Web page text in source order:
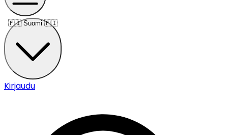
🇫🇮 Suomi 🇫🇮
Kirjaudu